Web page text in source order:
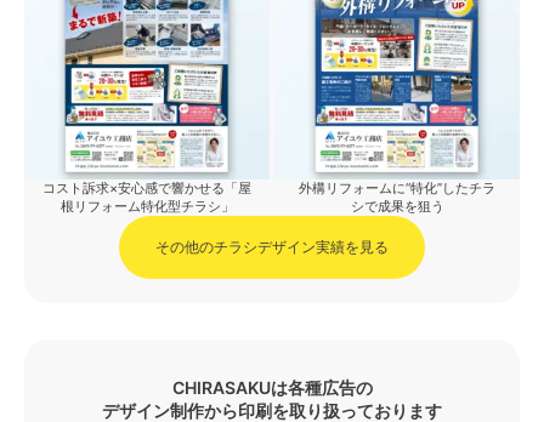
コスト訴求×安心感で響かせる「屋
根リフォーム特化型チラシ」
外構リフォームに“特化”したチラ
シで成果を狙う
その他のチラシデザイン実績を見る
CHIRASAKUは各種広告の
デザイン制作から印刷を取り扱っております